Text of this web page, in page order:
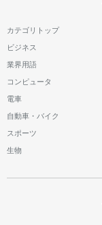
カテゴリトップ
ビジネス
業界用語
コンピュータ
電車
自動車・バイク
スポーツ
生物